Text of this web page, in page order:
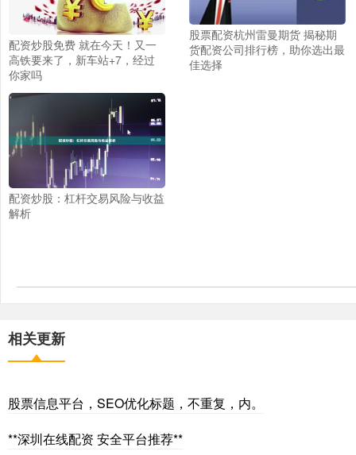
配资炒股免费 就在今天！又一
高铁要来了，新车站+7，经过
你家吗
股票配资杭州雷曼期货 揭秘期
货配资公司排行榜，助你选出最
佳选择
配资炒股：杠杆交易风险与收益
解析
相关更新
股票信息平台，SEO优化标题，不重复，内。
**深圳在线配资 安全平台推荐**